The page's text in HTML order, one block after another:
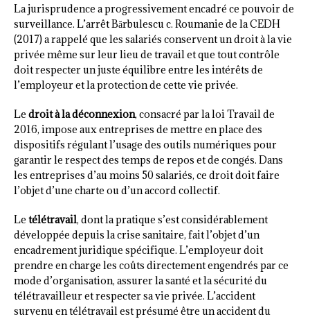
La jurisprudence a progressivement encadré ce pouvoir de
surveillance. L’arrêt Bărbulescu c. Roumanie de la CEDH
(2017) a rappelé que les salariés conservent un droit à la vie
privée même sur leur lieu de travail et que tout contrôle
doit respecter un juste équilibre entre les intérêts de
l’employeur et la protection de cette vie privée.
Le droit à la déconnexion, consacré par la loi Travail de
2016, impose aux entreprises de mettre en place des
dispositifs régulant l’usage des outils numériques pour
garantir le respect des temps de repos et de congés. Dans
les entreprises d’au moins 50 salariés, ce droit doit faire
l’objet d’une charte ou d’un accord collectif.
Le télétravail, dont la pratique s’est considérablement
développée depuis la crise sanitaire, fait l’objet d’un
encadrement juridique spécifique. L’employeur doit
prendre en charge les coûts directement engendrés par ce
mode d’organisation, assurer la santé et la sécurité du
télétravailleur et respecter sa vie privée. L’accident
survenu en télétravail est présumé être un accident du